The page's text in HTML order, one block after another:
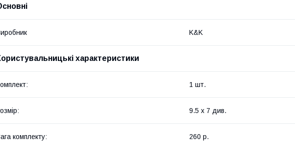
K&K
характеристики
1 шт.
9.5 х 7 див.
комплекту: 260 р.